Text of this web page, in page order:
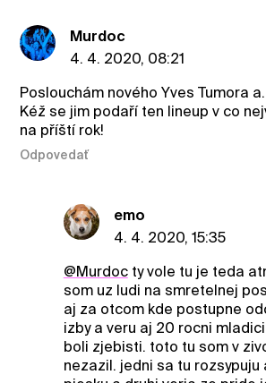
Murdoc
4. 4. 2020, 08:21
Poslouchám nového Yves Tumora
Kéž se jim podaří ten lineup v co
na příští rok!
Odpovedať
emo
4. 4. 2020, 15:35
@Murdocty vole tu je teda
som uz ludi na smretelnej
aj za otcom kde postupne
izby a veru aj 20 rocni
boli zjebisti. toto tu som v
nezazil. jedni sa tu rozsypuju